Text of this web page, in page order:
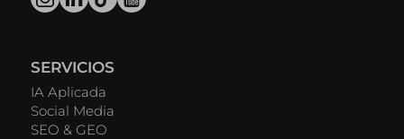
SERVICIOS
IA Aplicada
Social Media
SEO & GEO